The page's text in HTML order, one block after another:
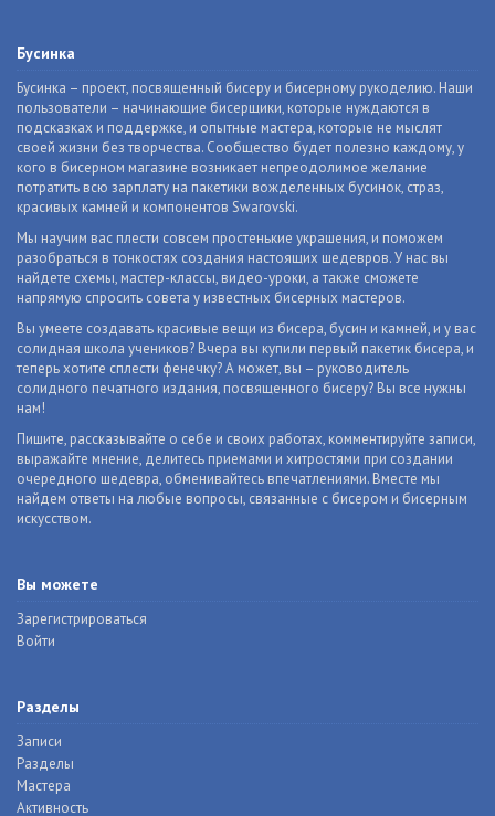
Бусинка
Бусинка – проект, посвященный бисеру и бисерному рукоделию. Наши
пользователи – начинающие бисерщики, которые нуждаются в
подсказках и поддержке, и опытные мастера, которые не мыслят
своей жизни без творчества. Сообщество будет полезно каждому, у
кого в бисерном магазине возникает непреодолимое желание
потратить всю зарплату на пакетики вожделенных бусинок, страз,
красивых камней и компонентов Swarovski.
Мы научим вас плести совсем простенькие украшения, и поможем
разобраться в тонкостях создания настоящих шедевров. У нас вы
найдете схемы, мастер-классы, видео-уроки, а также сможете
напрямую спросить совета у известных бисерных мастеров.
Вы умеете создавать красивые вещи из бисера, бусин и камней, и у вас
солидная школа учеников? Вчера вы купили первый пакетик бисера, и
теперь хотите сплести фенечку? А может, вы – руководитель
солидного печатного издания, посвященного бисеру? Вы все нужны
нам!
Пишите, рассказывайте о себе и своих работах, комментируйте записи,
выражайте мнение, делитесь приемами и хитростями при создании
очередного шедевра, обменивайтесь впечатлениями. Вместе мы
найдем ответы на любые вопросы, связанные с бисером и бисерным
искусством.
Вы можете
Зарегистрироваться
Войти
Разделы
Записи
Разделы
Мастера
Активность